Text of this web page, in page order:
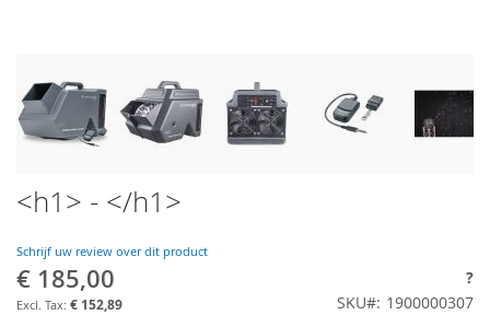
<h1> - </h1>
Schrijf uw review over dit product
€ 185,00
€ 152,89
?
SKU
1900000307